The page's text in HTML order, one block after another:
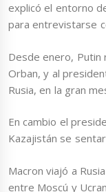
explicó el entorno
para entrevistarse
Desde enero, Putin
Orban, y al
Rusia, en la gran
En cambio el
Kazajistán se
Macron viajó a
entre Moscú y